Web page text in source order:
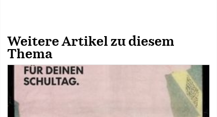
Weitere Artikel zu diesem
Thema